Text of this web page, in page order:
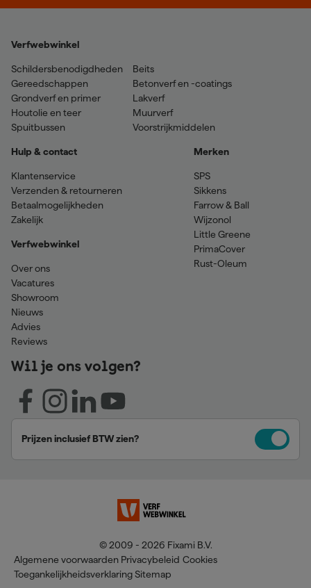
Verfwebwinkel
Schildersbenodigdheden
Gereedschappen
Grondverf en primer
Houtolie en teer
Spuitbussen
Beits
Betonverf en -coatings
Lakverf
Muurverf
Voorstrijkmiddelen
Hulp & contact
Klantenservice
Verzenden & retourneren
Betaalmogelijkheden
Zakelijk
Verfwebwinkel
Over ons
Vacatures
Showroom
Nieuws
Advies
Reviews
Merken
SPS
Sikkens
Farrow & Ball
Wijzonol
Little Greene
PrimaCover
Rust-Oleum
Wil je ons volgen?
Prijzen inclusief BTW zien?
© 2009 - 2026 Fixami B.V.
Algemene voorwaarden Privacybeleid Cookies
Toegankelijkheidsverklaring Sitemap